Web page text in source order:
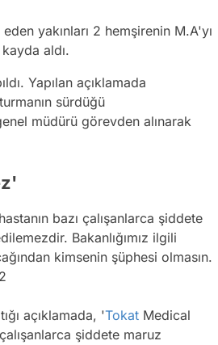
yakınları 2 hemşirenin M.A'yı
aldı.
Yapılan açıklamada
sürdüğü
müdürü görevden alınarak
bazı çalışanlarca şiddete
Bakanlığımız ilgili
kimsenin şüphesi olmasın.
açıklamada, 'Tokat Medical
şiddete maruz